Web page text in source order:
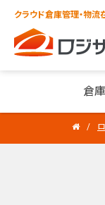
クラウド倉庫管理・物
倉